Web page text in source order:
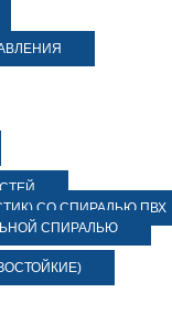
СО СПИРАЛЬЮ ПВХ
СПИРАЛЬЮ